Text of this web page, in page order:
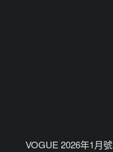
VOGUE 2026年1月號